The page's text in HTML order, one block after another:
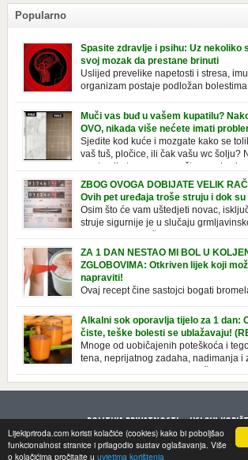
Lijekipriroda.com koristi kolačiće (cookies) kako bi poboljšao
funkcionalnost stranice i prilagodio sustav oglašavanja. Više
o kolačićima pročitajte u uvjetima korištenja
Popularno
Spasite zdravlje i psihu: Uz nekoliko
svoj mozak da prestane brinuti
Uslijed prevelike napetosti i stresa,
organizam postaje podložan
izazvati stres, depresiju, umor i loše zdravstveno
pretjerana briga može povećati broj otkucaja srca,
izazvati bljedilo lica? Krv se povlači s površine i
Muči vas buđ u vašem kupatilu?
OVO, nikada više nećete imati
Sjedite kod kuće i mozgate kako se
vaš tuš, pločice, ili čak vašu wc šolju?
se stvorila tamo, no ono što vam je
ne izgleda nikako lijepo. Na svu sreću, donosimo
pripravak koji sami možete napraviti u vašem domu,
ZBOG OVOGA DOBIJATE VELIK
Ovih pet uređaja troše struju i dok
Osim što će vam uštedjeti novac,
struje sigurnije je u slučaju
kada su svi uključeni uređaji pod
Znate li da vaši kućanski aparati vode tajni život dok
je popis uređaja koji troše električnu energiju čak i
mirovanja: Punjač mobitela […]
ZA 1 DAN NESTAO MI BOL U
ZGLOBOVIMA: Otkriven lijek koji
napraviti!
Ovaj recept čine sastojci bogati
bolna koljena i zglobove, već i jačaju tetive i
uglavnom javlja u starijoj dobi, zbog starenja
se takođe može pripisati lošem držanju ili nošenju
duže vrijeme. Srećom, tu je efektan prirodni […]
Alkalni sok oporavlja tijelo za 1 dan:
čiste, teške bolesti se ublažavaju!
Mnoge od uobičajenih poteškoća i
tena, neprijatnog zadaha, nadimanja i
namirnice u pravilnoj razmjeri. U savremenoj
sokovi i […]
POLITIKA PRIVATNOSTI USLOVI
© 2018 LijekiPriroda.